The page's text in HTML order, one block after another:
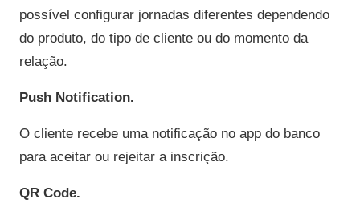
possível configurar jornadas diferentes dependendo
do produto, do tipo de cliente ou do momento da
relação.
Push Notification.
O cliente recebe uma notificação no app do banco
para aceitar ou rejeitar a inscrição.
QR Code.